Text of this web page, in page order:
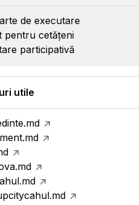
de executare
pentru cetățeni
participativă
utile